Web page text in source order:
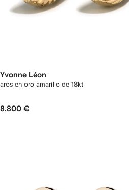
Yvonne Léon
aros en oro amarillo de 18kt
8.800 €